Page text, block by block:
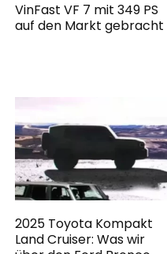
VinFast VF 7 mit 349 PS
auf den Markt gebracht
2025 Toyota Kompakt
Land Cruiser: Was wir